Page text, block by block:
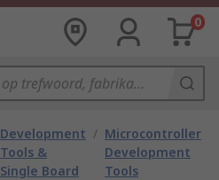
0
Development
Tools &
Single Board
/ Microcontroller
Development
Tools